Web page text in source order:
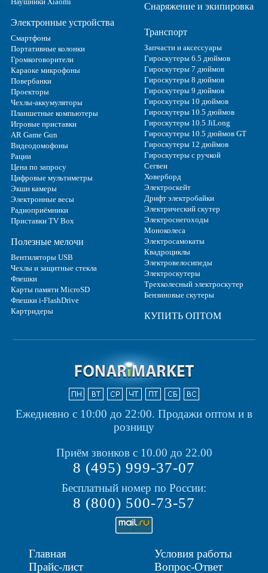
Электронные устройства
Смартфоны
Портативные колонки
Громкоговорители
Караоке микрофоны
Повербанки
Проекторы
Чехлы-аккумуляторы
Планшетные компьютеры
Игровые приставки
AR Game Gun
Видеодомофоны
Рации
Цена по запросу
Цифровые мультиметры
Экшн камеры
Электронные весы
Радиоприёмники
Приставки TV Box
Полезные мелочи
Вентиляторы USB
Чехлы и защитные стекла
Флешки
Карты памяти MicroSD
Флешки i-FlashDrive
Картридеры
Снаряжение и экипировка
Транспорт
Запчасти и аксессуары
Гироскутеры 6.5 дюймов
Гироскутеры 7 дюймов
Гироскутеры 8 дюймов
Гироскутеры 9 дюймов
Гироскутеры 10 дюймов
Гироскутеры 10.5 дюймов
Гироскутеры 10.5 JiLong
Гироскутеры 10.5 дюймов GT
Гироскутеры 12 дюймов
Гироскутеры с ручкой
Сегвеи
Ховерборд
Электроскейт
Дрифт электробайки
Электрический скутер
Электроснегоходы
Моноколеса
Электросамокаты
Квадроциклы
Электровелосипеды
Электроскутеры
Трехколесный электроскутер
Бензиновые скутеры
КУПИТЬ ОПТОМ
Ежедневно с 10:00 до 22:00. Продажи оптом и в
розницу
Приём звонков с 10.00 до 22.00
8 (495) 999-37-07
Бесплатный номер по России:
8 (800) 500-73-57
Главная
Прайс-лист
Условия работы
Вопрос-Ответ